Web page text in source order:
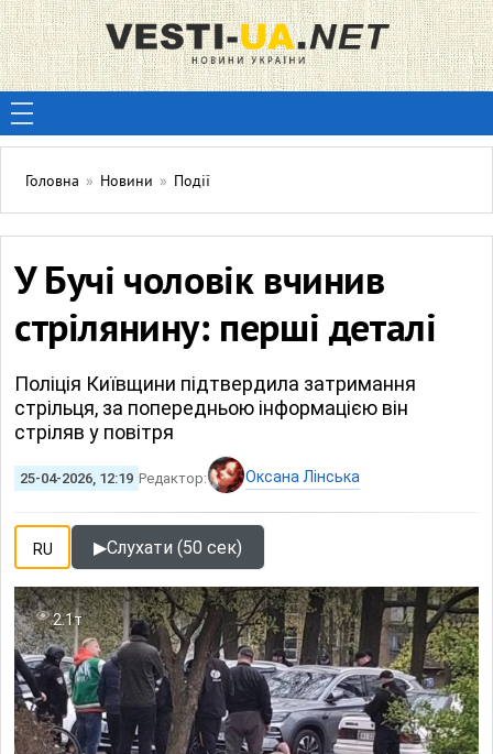
Головна » Новини » Події
У Бучі чоловік вчинив
стрілянину: перші деталі
Поліція Київщини підтвердила затримання
стрільця, за попередньою інформацією він
стріляв у повітря
25-04-2026, 12:19 Редактор: Оксана Лінська
RU ▶Слухати (50 сек)
2.1т